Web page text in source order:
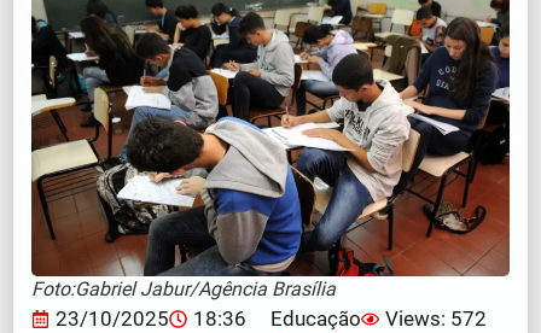
Foto:Gabriel Jabur/Agência Brasília
23/10/2025 18:36 Educação Views: 572